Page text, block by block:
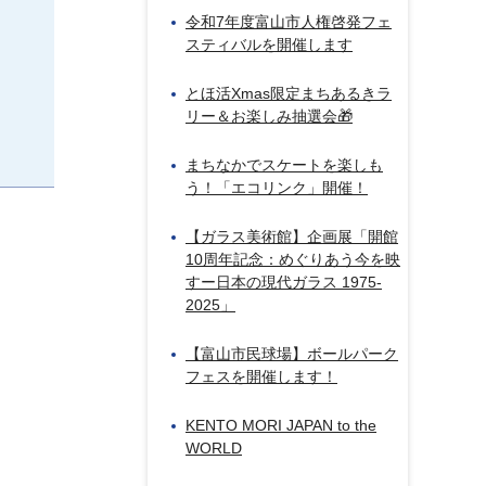
令和7年度富山市人権啓発フェ
スティバルを開催します
とほ活Xmas限定まちあるきラ
リー＆お楽しみ抽選会🎁
まちなかでスケートを楽しも
う！「エコリンク」開催！
【ガラス美術館】企画展「開館
10周年記念：めぐりあう今を映
すー日本の現代ガラス 1975-
2025」
【富山市民球場】ボールパーク
フェスを開催します！
KENTO MORI JAPAN to the
WORLD